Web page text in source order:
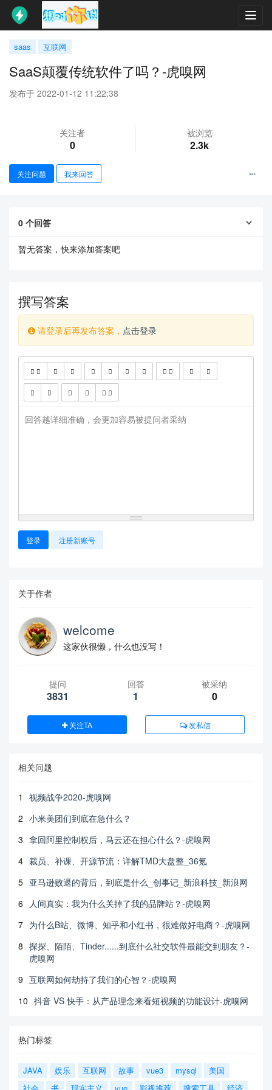
saas 互联网
SaaS颠覆传统软件了吗？-虎嗅网
发布于 2022-01-12 11:22:38
查看更多
关注者
0
被浏览
2.3k
关注问题 我来回答
0 个回答
暂无答案，快来添加答案吧
撰写答案
请登录后再发布答案， 点击登录
回答越详细准确，会更加容易被提问者采纳
登录 注册新账号
关于作者
welcome
这家伙很懒，什么也没写！
提问
3831
回答
1
被采纳
0
关注TA 发私信
相关问题
1
视频战争2020-虎嗅网
2 小米美团们到底在急什么？
3 拿回阿里控制权后，马云还在担心什么？-虎嗅网
4 裁员、补课、开源节流：详解TMD大盘整_36氪
5 亚马逊败退的背后，到底是什么_创事记_新浪科技_新浪网
6
人间真实：我为什么关掉了我的品牌站？-虎嗅网
7 为什么B站、微博、知乎和小红书，很难做好电商？-虎嗅网
8 探探、陌陌、Tinder......到底什么社交软件最能交到朋友？-
虎嗅网
9 互联网如何劫持了我们的心智？-虎嗅网
10 抖音 VS 快手：从产品理念来看短视频的功能设计-虎嗅网
热门标签
JAVA 娱乐 互联网 故事 vue3 mysql
美国